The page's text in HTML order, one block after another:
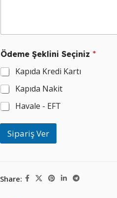
ı
*
Ödeme Şeklini Seçiniz *
Kapıda Kredi Kartı
Kapıda Nakit
Havale - EFT
Sipariş Ver
Share: